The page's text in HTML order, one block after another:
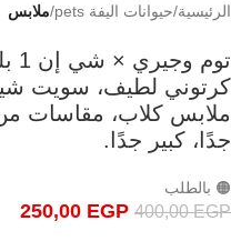
الرئيسية حيوانات اليفة pets ملابس
كرتوني لطيف، سويت
جدًا، كبير جدًا.
🟠 بالطلب
400,00EGP
250,00 EGP